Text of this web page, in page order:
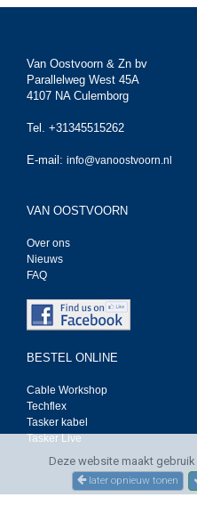
Deze website maakt
later opnieuw tonen
Van Oostvoorn & Zn bv
Parallelweg West 45A
4107 NA Culemborg
Tel. +31345515262
E-mail: info@vanoostvoorn.nl
VAN OOSTVOORN
Over ons
Nieuws
FAQ
BESTEL ONLINE
Cable Workshop
Techflex
Tasker kabel
Tasker Live